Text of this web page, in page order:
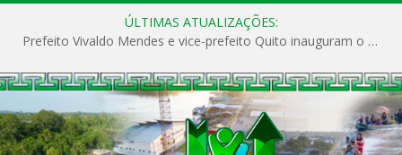
ÚLTIMAS ATUALIZAÇÕES:
Prefeito Vivaldo Mendes e vice-prefeito Quito inauguram o CAPS e fortalecem a saúde pública em Anajás.